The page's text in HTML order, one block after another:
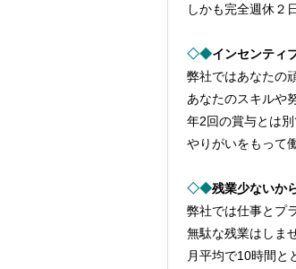
しかも完全週休２
◇◆インセンティ
弊社ではあなたの
あなたのスキルや
年2回の賞与とは
やりがいをもって
◇◆残業少ないか
弊社では仕事とプ
無駄な残業はしま
月平均で10時間と